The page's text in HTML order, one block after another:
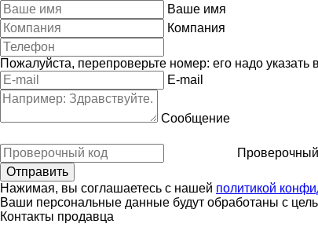
Ваше имя
Компания
Пожалуйста, перепроверьте номер: его надо
E-mail
Сообщение
Нажимая, вы соглашаетесь с нашей политикой
Ваши персональные данные будут обработаны с
Контакты продавца